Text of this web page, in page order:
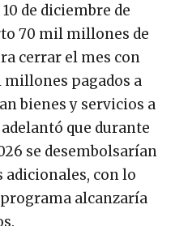
de diciembre de
70 mil millones de
cerrar el mes con
millones pagados a
bienes y servicios a
que durante
se desembolsarían
con lo
alcanzaría